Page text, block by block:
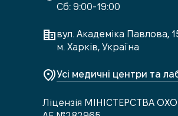
Сб: 9:00-19:00
вул. Академіка Павлова,
м. Харків, Україна
Усі медичні центри та
Ліцензія МІНІСТЕРСТВА